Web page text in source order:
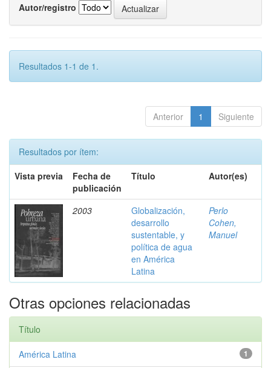
Autor/registro
Resultados 1-1 de 1.
Anterior 1 Siguiente
Resultados por ítem:
Vista previa
Fecha de
publicación
Título Autor(es)
2003
Globalización,
desarrollo
sustentable, y
política de agua
en América
Latina
Perlo
Cohen,
Manuel
Otras opciones relacionadas
Título
1
América Latina